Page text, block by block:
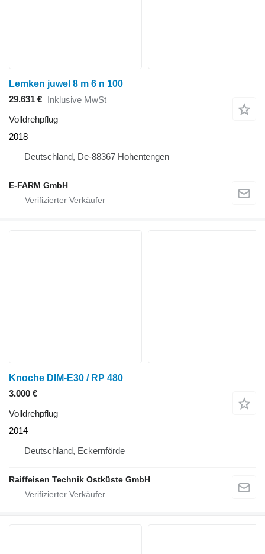
Lemken juwel 8 m 6 n 100
29.631 € Inklusive MwSt
Volldrehpflug
2018
Deutschland, De-88367 Hohentengen
E-FARM GmbH
Knoche DIM-E30 / RP 480
3.000 €
Volldrehpflug
2014
Deutschland, Eckernförde
Raiffeisen Technik Ostküste GmbH